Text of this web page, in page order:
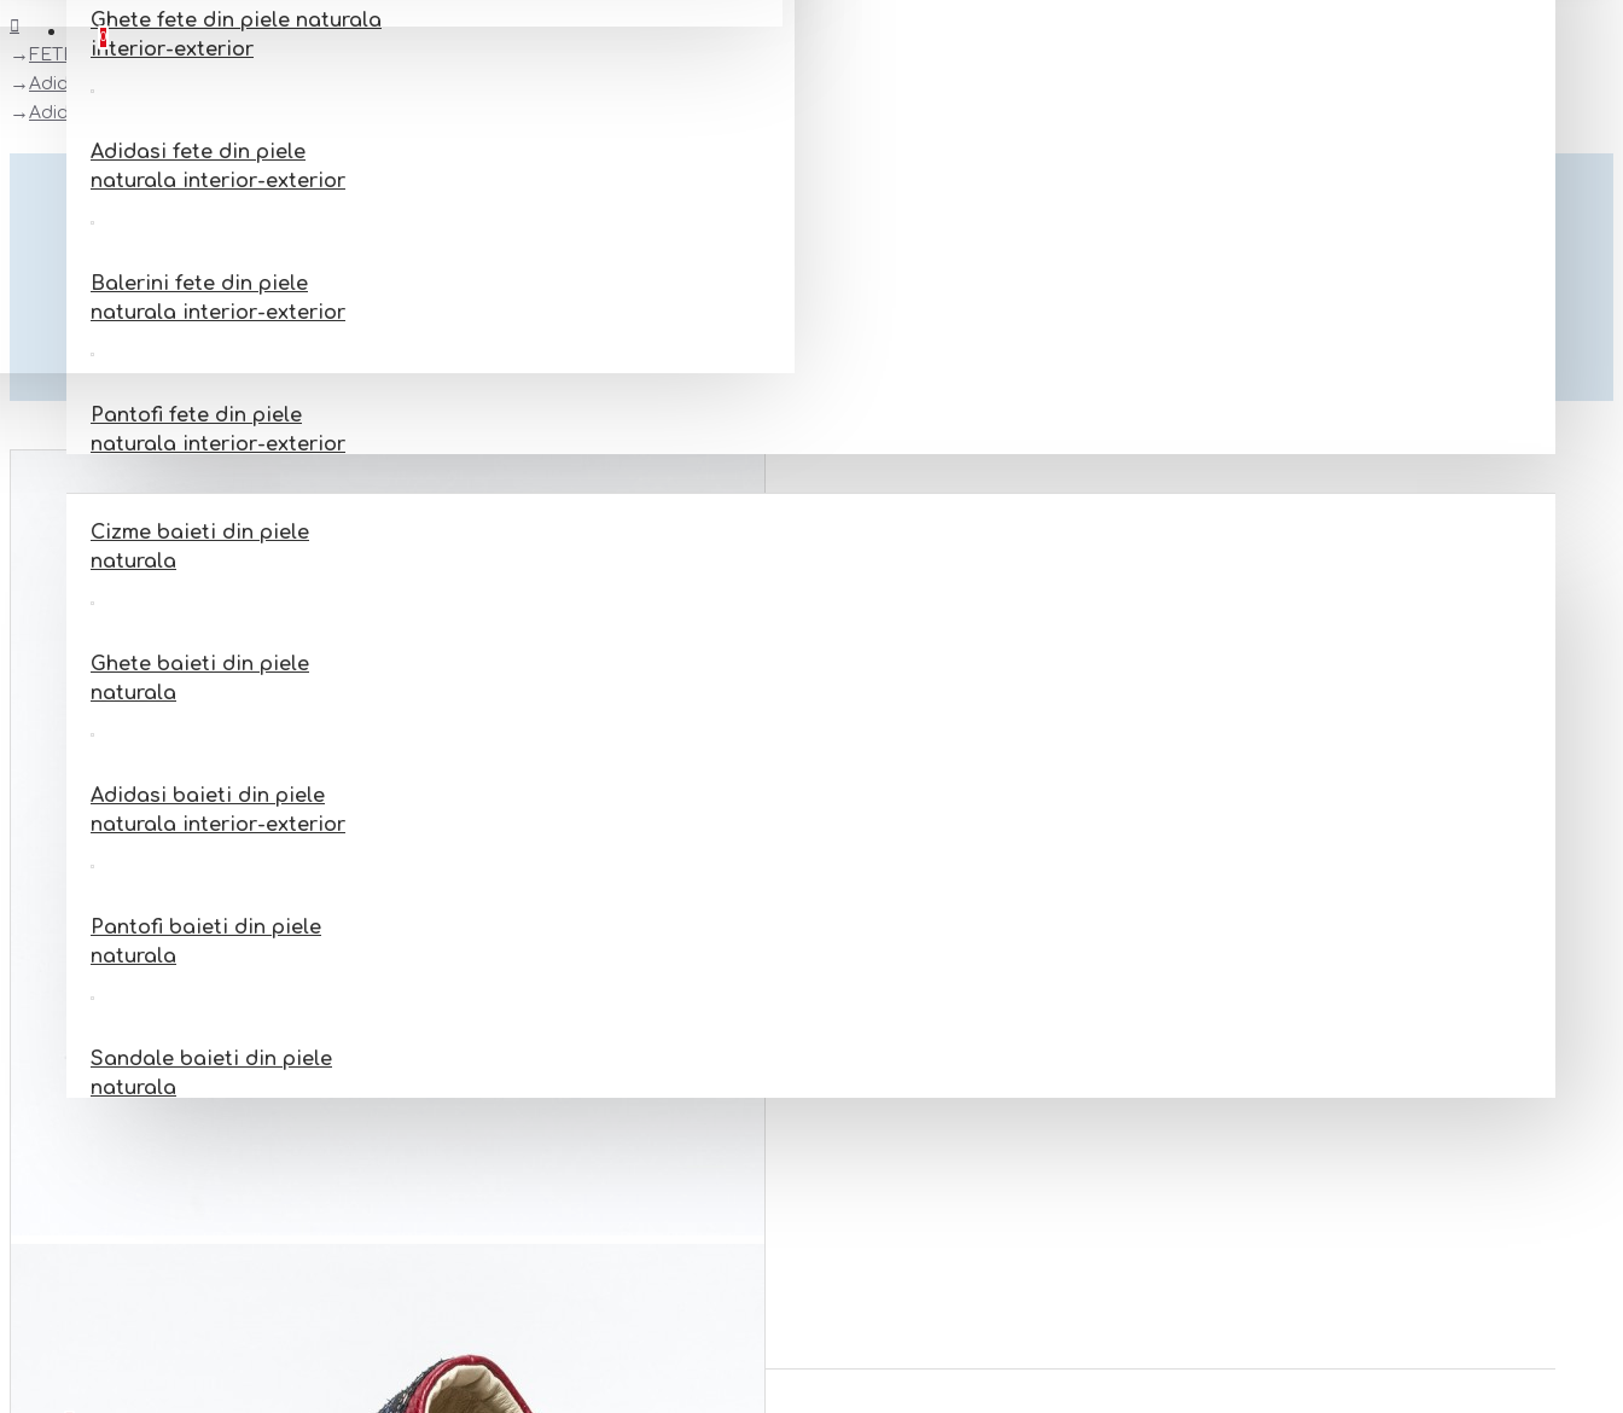
FavoriteAdauga la favorite
0
Ghete fete din piele naturala
interior-exterior
Adidasi fete din piele
naturala interior-exterior
Balerini fete din piele
naturala interior-exterior
Pantofi fete din piele
naturala interior-exterior
Sandale fete din piele
naturala interior-exterior
Cizme baieti din piele
naturala
Ghete baieti din piele
naturala
Adidasi baieti din piele
naturala interior-exterior
Pantofi baieti din piele
naturala
Sandale baieti din piele
naturala
FETE
Adidasi fete din piele naturala interior-exterior
Adidasi fete din piele natural model MARISA